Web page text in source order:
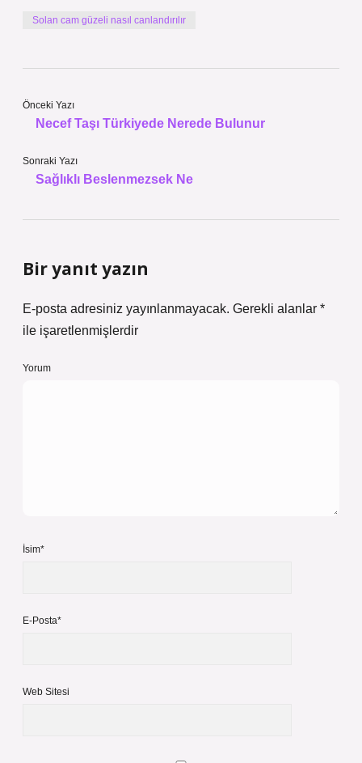
Solan cam güzeli nasıl canlandırılır
Önceki Yazı
Necef Taşı Türkiyede Nerede Bulunur
Sonraki Yazı
Sağlıklı Beslenmezsek Ne
Bir yanıt yazın
E-posta adresiniz yayınlanmayacak. Gerekli alanlar *
ile işaretlenmişlerdir
Yorum
İsim*
E-Posta*
Web Sitesi